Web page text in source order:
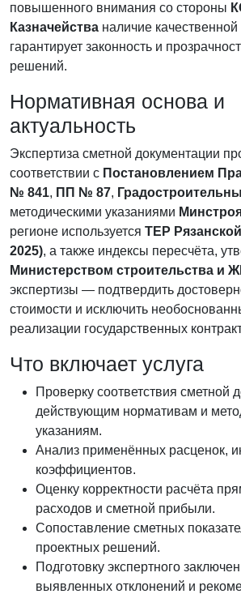
повышенного внимания со стороны
Казначейства наличие качественной
гарантирует законность и
решений.
Нормативная основа и
актуальность
Экспертиза сметной документации
соответствии с Постановлением
№ 841, ПП № 87,
методическими указаниями
регионе используется ТЕР
2025), а также индексы пересчёта,
Министерством строительства и
экспертизы — подтвердить
стоимости и исключить
реализации государственных
Что включает услуга
Проверку соответствия сметной
действующим нормативам и
указаниям.
Анализ применённых расценок,
коэффициентов.
Оценку корректности расчёта
расходов и сметной прибыли.
Сопоставление сметных
проектных решений.
Подготовку экспертного
выявленных отклонений и